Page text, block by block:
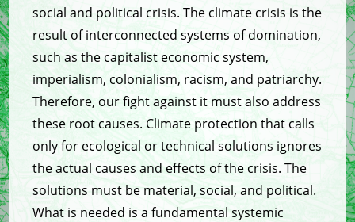
social and political crisis. The climate crisis is the
result of interconnected systems of domination,
such as the capitalist economic system,
imperialism, colonialism, racism, and patriarchy.
Therefore, our fight against it must also address
these root causes. Climate protection that calls
only for ecological or technical solutions ignores
the actual causes and effects of the crisis. The
solutions must be material, social, and political.
What is needed is a fundamental systemic